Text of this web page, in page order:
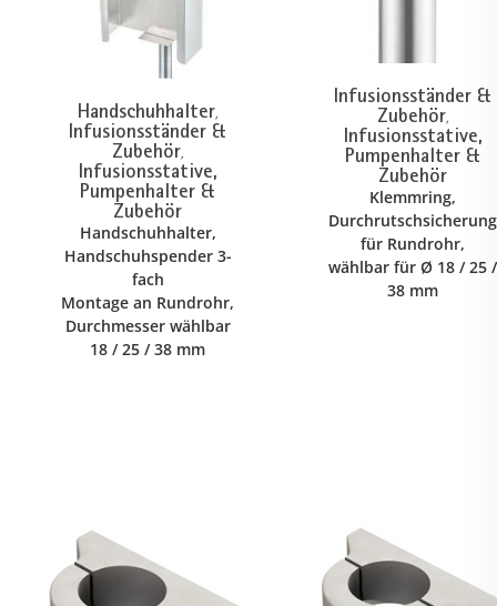
Handschuhhalter,
Infusionsständer &
Zubehör,
Infusionsstative,
Pumpenhalter &
Zubehör
Handschuhhalter,
Handschuhspender 3-
fach
Montage an Rundrohr,
Durchmesser wählbar
18 / 25 / 38 mm
Infusionsständer &
Zubehör,
Infusionsstative,
Pumpenhalter &
Zubehör
Klemmring,
Durchrutschsicherung
für Rundrohr,
wählbar für Ø 18 / 25 /
38 mm